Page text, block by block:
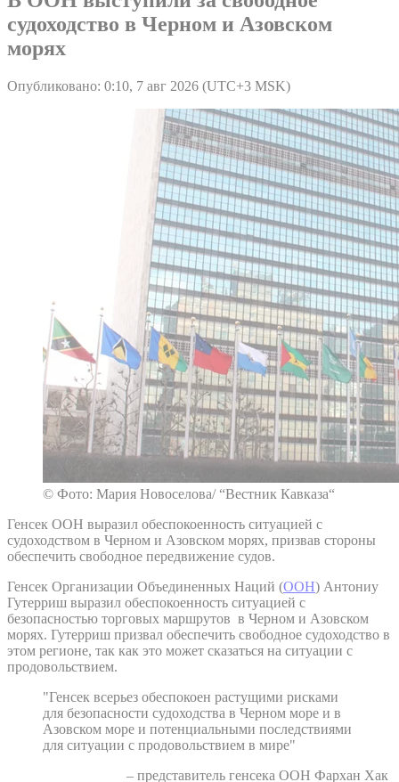
судоходство в Черном и Азовском
морях
Опубликовано: 0:10, 7 авг 2026 (UTC+3 MSK)
© Фото: Мария Новоселова/ “Вестник Кавказа“
Генсек ООН выразил обеспокоенность ситуацией с
судоходством в Черном и Азовском морях, призвав стороны
обеспечить свободное передвижение судов.
Генсек Организации Объединенных Наций (ООН) Антониу
Гутерриш выразил обеспокоенность ситуацией с
безопасностью торговых маршрутов в Черном и Азовском
морях. Гутерриш призвал обеспечить свободное судоходство в
этом регионе, так как это может сказаться на ситуации с
продовольствием.
"Генсек всерьез обеспокоен растущими рисками
для безопасности судоходства в Черном море и в
Азовском море и потенциальными последствиями
для ситуации с продовольствием в мире"
– представитель генсека ООН Фархан Хак